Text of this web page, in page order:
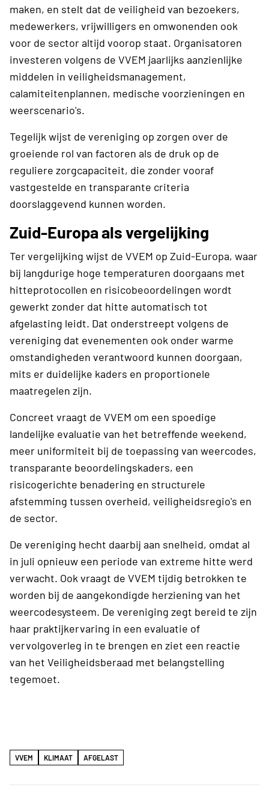
maken, en stelt dat de veiligheid van bezoekers,
medewerkers, vrijwilligers en omwonenden ook
voor de sector altijd voorop staat. Organisatoren
investeren volgens de VVEM jaarlijks aanzienlijke
middelen in veiligheidsmanagement,
calamiteitenplannen, medische voorzieningen en
weerscenario's.
Tegelijk wijst de vereniging op zorgen over de
groeiende rol van factoren als de druk op de
reguliere zorgcapaciteit, die zonder vooraf
vastgestelde en transparante criteria
doorslaggevend kunnen worden.
Zuid-Europa als vergelijking
Ter vergelijking wijst de VVEM op Zuid-Europa, waar
bij langdurige hoge temperaturen doorgaans met
hitteprotocollen en risicobeoordelingen wordt
gewerkt zonder dat hitte automatisch tot
afgelasting leidt. Dat onderstreept volgens de
vereniging dat evenementen ook onder warme
omstandigheden verantwoord kunnen doorgaan,
mits er duidelijke kaders en proportionele
maatregelen zijn.
Concreet vraagt de VVEM om een spoedige
landelijke evaluatie van het betreffende weekend,
meer uniformiteit bij de toepassing van weercodes,
transparante beoordelingskaders, een
risicogerichte benadering en structurele
afstemming tussen overheid, veiligheidsregio's en
de sector.
De vereniging hecht daarbij aan snelheid, omdat al
in juli opnieuw een periode van extreme hitte werd
verwacht. Ook vraagt de VVEM tijdig betrokken te
worden bij de aangekondigde herziening van het
weercodesysteem. De vereniging zegt bereid te zijn
haar praktijkervaring in een evaluatie of
vervolgoverleg in te brengen en ziet een reactie
van het Veiligheidsberaad met belangstelling
tegemoet.
VVEM KLIMAAT AFGELAST